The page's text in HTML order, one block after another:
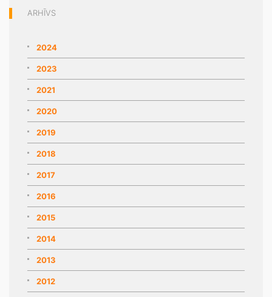
ARHĪVS
2024
2023
2021
2020
2019
2018
2017
2016
2015
2014
2013
2012